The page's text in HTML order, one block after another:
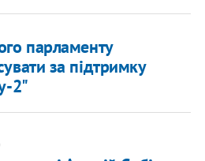
парламенту
за підтримку
2"